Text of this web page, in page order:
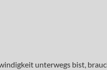
unterwegs bist,